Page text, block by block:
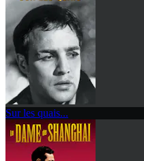
Sur les quais...